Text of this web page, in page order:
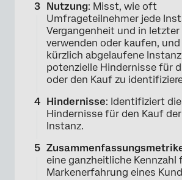
Nutzung: Misst, wie oft
Umfrageteilnehmer jede
Vergangenheit und in letzter
verwenden oder kaufen,
kürzlich abgelaufene
potenzielle Hindernisse für
oder den Kauf zu
Hindernisse: Identifiziert
Hindernisse für den Kauf
Instanz.
eine ganzheitliche Kennzahl
Markenerfahrung eines